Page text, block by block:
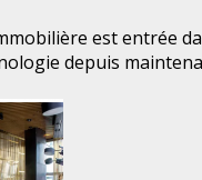
est entrée
depuis